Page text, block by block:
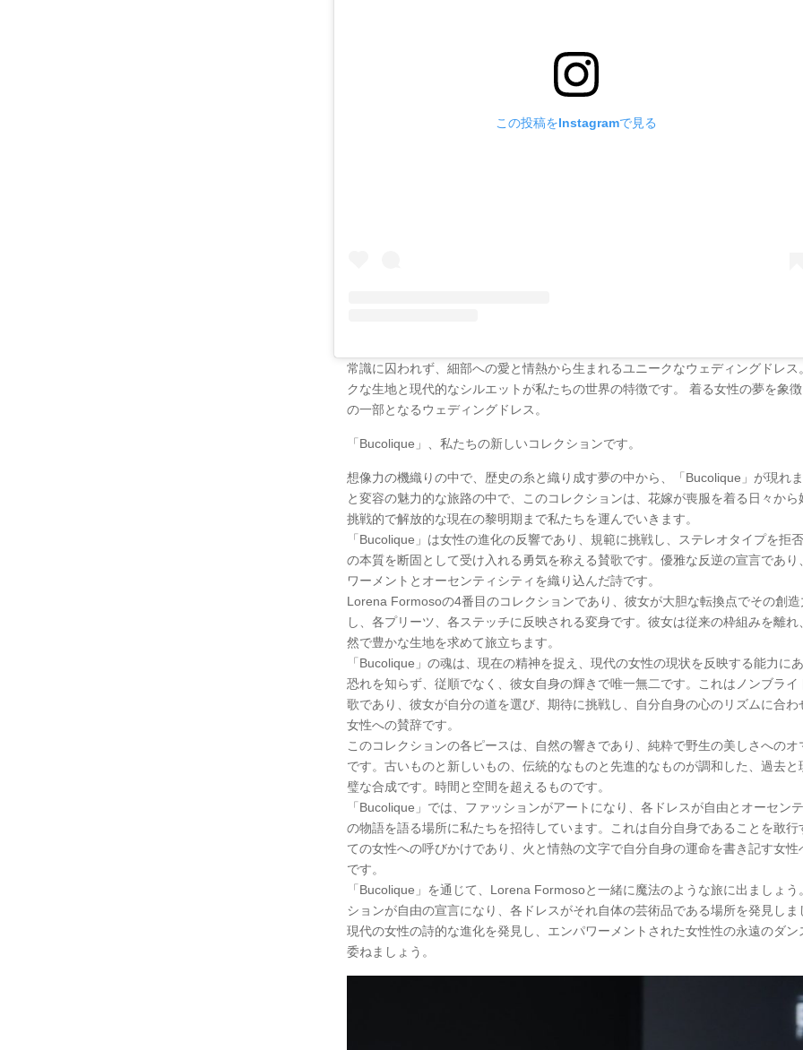
この投稿をInstagramで見る
常識に囚われず、細部への愛と情熱から生まれるユニークなウェディングドレス
クな生地と現代的なシルエットが私たちの世界の特徴です。 着る女性の夢を象
の一部となるウェディングドレス。
「Bucolique」、私たちの新しいコレクションです。
想像力の機織りの中で、歴史の糸と織り成す夢の中から、「Bucolique」が現れ
と変容の魅力的な旅路の中で、このコレクションは、花嫁が喪服を着る日々から
挑戦的で解放的な現在の黎明期まで私たちを運んでいきます。
「Bucolique」は女性の進化の反響であり、規範に挑戦し、ステレオタイプを拒
の本質を断固として受け入れる勇気を称える賛歌です。優雅な反逆の宣言であり
ワーメントとオーセンティシティを織り込んだ詩です。
Lorena Formosoの4番目のコレクションであり、彼女が大胆な転換点でその創造
し、各プリーツ、各ステッチに反映される変身です。彼女は従来の枠組みを離れ
然で豊かな生地を求めて旅立ちます。
「Bucolique」の魂は、現在の精神を捉え、現代の女性の現状を反映する能力にあ
恐れを知らず、従順でなく、彼女自身の輝きで唯一無二です。これはノンブライ
歌であり、彼女が自分の道を選び、期待に挑戦し、自分自身の心のリズムに合わ
女性への賛辞です。
このコレクションの各ピースは、自然の響きであり、純粋で野生の美しさへのオ
です。古いものと新しいもの、伝統的なものと先進的なものが調和した、過去と
璧な合成です。時間と空間を超えるものです。
「Bucolique」では、ファッションがアートになり、各ドレスが自由とオーセン
の物語を語る場所に私たちを招待しています。これは自分自身であることを敢行
ての女性への呼びかけであり、火と情熱の文字で自分自身の運命を書き記す女性
です。
「Bucolique」を通じて、Lorena Formosoと一緒に魔法のような旅に出ましょう
ションが自由の宣言になり、各ドレスがそれ自体の芸術品である場所を発見しま
現代の女性の詩的な進化を発見し、エンパワーメントされた女性性の永遠のダン
委ねましょう。